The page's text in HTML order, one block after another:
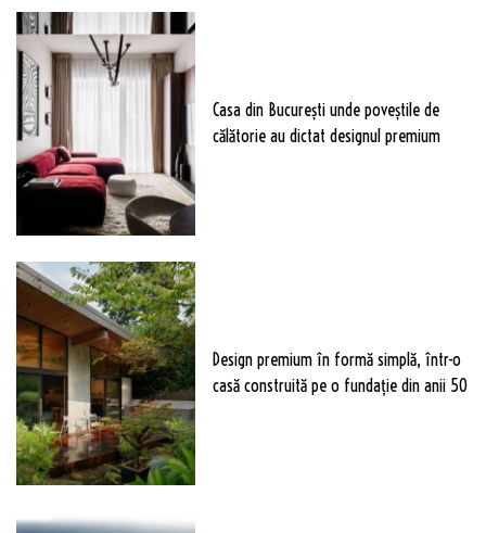
Casa din București unde poveștile de
călătorie au dictat designul premium
Design premium în formă simplă, într-o
casă construită pe o fundație din anii 50